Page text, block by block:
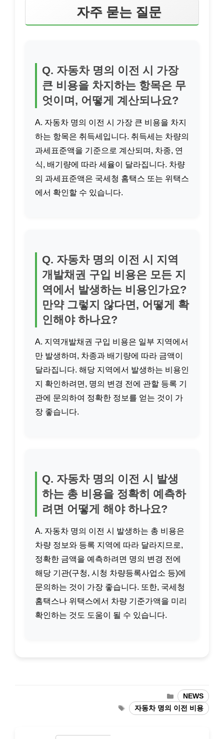
자주 묻는 질문
Q. 자동차 명의 이전 시 가장
큰 비용을 차지하는 항목은 무
엇이며, 어떻게 계산되나요?
A. 자동차 명의 이전 시 가장 큰 비용을 차지
하는 항목은 취득세입니다. 취득세는 차량의
과세표준액을 기준으로 계산되며, 차종, 연
식, 배기량에 따라 세율이 달라집니다. 차량
의 과세표준액은 국세청 홈택스 또는 위택스
에서 확인할 수 있습니다.
Q. 자동차 명의 이전 시 지역
개발채권 구입 비용은 모든 지
역에서 발생하는 비용인가요?
만약 그렇지 않다면, 어떻게 확
인해야 하나요?
A. 지역개발채권 구입 비용은 일부 지역에서
만 발생하며, 차종과 배기량에 따라 금액이
달라집니다. 해당 지역에서 발생하는 비용인
지 확인하려면, 명의 변경 전에 관할 등록 기
관에 문의하여 정확한 정보를 얻는 것이 가
장 좋습니다.
Q. 자동차 명의 이전 시 발생
하는 총 비용을 정확히 예측하
려면 어떻게 해야 하나요?
A. 자동차 명의 이전 시 발생하는 총 비용은
차량 정보와 등록 지역에 따라 달라지므로,
정확한 금액을 예측하려면 명의 변경 전에
해당 기관(구청, 시청 차량등록사업소 등)에
문의하는 것이 가장 좋습니다. 또한, 국세청
홈택스나 위택스에서 차량 기준가액을 미리
확인하는 것도 도움이 될 수 있습니다.
카
테
고
NEWS
태
그
자동차 명의 이전 비용